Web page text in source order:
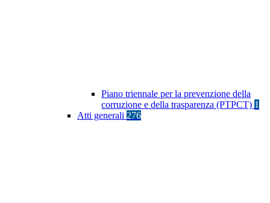
Piano triennale per la prevenzione della
corruzione e della trasparenza (PTPCT) 1
Atti generali 276